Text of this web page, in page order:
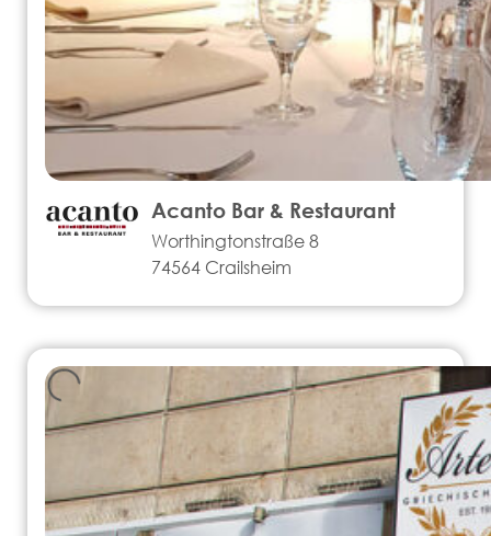
Acanto Bar & Restaurant
Worthingtonstraße 8
74564 Crailsheim